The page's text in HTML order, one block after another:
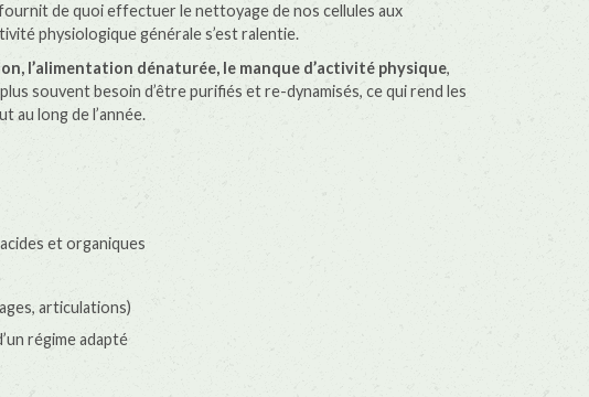
de quoi effectuer le nettoyage de nos cellules aux
physiologique générale s’est ralentie.
l’alimentation dénaturée, le manque d’activité physique,
souvent besoin d’être purifiés et re-dynamisés, ce qui rend les
au long de l’année.
et organiques
articulations)
régime adapté